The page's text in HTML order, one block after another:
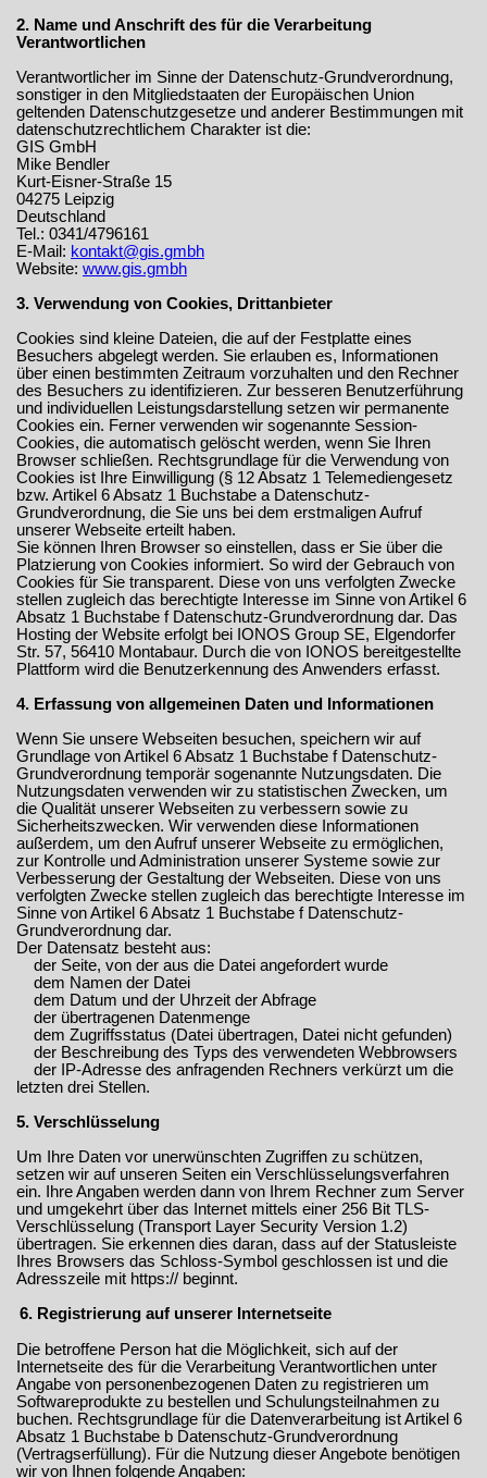
2. Name und Anschrift des für die Verarbeitung
Verantwortlichen
Verantwortlicher im Sinne der Datenschutz-Grundverordnung,
sonstiger in den Mitgliedstaaten der Europäischen Union
geltenden Datenschutzgesetze und anderer Bestimmungen mit
datenschutzrechtlichem Charakter ist die:
GIS GmbH
Mike Bendler
Kurt-Eisner-Straße 15
04275 Leipzig
Deutschland
Tel.: 0341/4796161
E-Mail: kontakt@gis.gmbh
Website: www.gis.gmbh
3. Verwendung von Cookies, Drittanbieter
Cookies sind kleine Dateien, die auf der Festplatte eines
Besuchers abgelegt werden. Sie erlauben es, Informationen
über einen bestimmten Zeitraum vorzuhalten und den Rechner
des Besuchers zu identifizieren. Zur besseren Benutzerführung
und individuellen Leistungsdarstellung setzen wir permanente
Cookies ein. Ferner verwenden wir sogenannte Session-
Cookies, die automatisch gelöscht werden, wenn Sie Ihren
Browser schließen. Rechtsgrundlage für die Verwendung von
Cookies ist Ihre Einwilligung (§ 12 Absatz 1 Telemediengesetz
bzw. Artikel 6 Absatz 1 Buchstabe a Datenschutz-
Grundverordnung, die Sie uns bei dem erstmaligen Aufruf
unserer Webseite erteilt haben.
Sie können Ihren Browser so einstellen, dass er Sie über die
Platzierung von Cookies informiert. So wird der Gebrauch von
Cookies für Sie transparent. Diese von uns verfolgten Zwecke
stellen zugleich das berechtigte Interesse im Sinne von Artikel 6
Absatz 1 Buchstabe f Datenschutz-Grundverordnung dar. Das
Hosting der Website erfolgt bei IONOS Group SE, Elgendorfer
Str. 57, 56410 Montabaur. Durch die von IONOS bereitgestellte
Plattform wird die Benutzerkennung des Anwenders erfasst.
4. Erfassung von allgemeinen Daten und Informationen
Wenn Sie unsere Webseiten besuchen, speichern wir auf
Grundlage von Artikel 6 Absatz 1 Buchstabe f Datenschutz-
Grundverordnung temporär sogenannte Nutzungsdaten. Die
Nutzungsdaten verwenden wir zu statistischen Zwecken, um
die Qualität unserer Webseiten zu verbessern sowie zu
Sicherheitszwecken. Wir verwenden diese Informationen
außerdem, um den Aufruf unserer Webseite zu ermöglichen,
zur Kontrolle und Administration unserer Systeme sowie zur
Verbesserung der Gestaltung der Webseiten. Diese von uns
verfolgten Zwecke stellen zugleich das berechtigte Interesse im
Sinne von Artikel 6 Absatz 1 Buchstabe f Datenschutz-
Grundverordnung dar.
Der Datensatz besteht aus:
der Seite, von der aus die Datei angefordert wurde
dem Namen der Datei
dem Datum und der Uhrzeit der Abfrage
der übertragenen Datenmenge
dem Zugriffsstatus (Datei übertragen, Datei nicht gefunden)
der Beschreibung des Typs des verwendeten Webbrowsers
der IP-Adresse des anfragenden Rechners verkürzt um die
letzten drei Stellen.
5. Verschlüsselung
Um Ihre Daten vor unerwünschten Zugriffen zu schützen,
setzen wir auf unseren Seiten ein Verschlüsselungsverfahren
ein. Ihre Angaben werden dann von Ihrem Rechner zum Server
und umgekehrt über das Internet mittels einer 256 Bit TLS-
Verschlüsselung (Transport Layer Security Version 1.2)
übertragen. Sie erkennen dies daran, dass auf der Statusleiste
Ihres Browsers das Schloss-Symbol geschlossen ist und die
Adresszeile mit https:// beginnt.
6. Registrierung auf unserer Internetseite
Die betroffene Person hat die Möglichkeit, sich auf der
Internetseite des für die Verarbeitung Verantwortlichen unter
Angabe von personenbezogenen Daten zu registrieren um
Softwareprodukte zu bestellen und Schulungsteilnahmen zu
buchen. Rechtsgrundlage für die Datenverarbeitung ist Artikel 6
Absatz 1 Buchstabe b Datenschutz-Grundverordnung
(Vertragserfüllung). Für die Nutzung dieser Angebote benötigen
wir von Ihnen folgende Angaben: